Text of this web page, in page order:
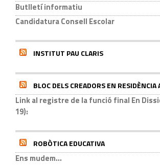
Butlletí informatiu
Candidatura Consell Escolar
INSTITUT PAU CLARIS
BLOC DELS CREADORS EN
Link al registre de la funció final En
19):
ROBÒTICA EDUCATIVA
Ens mudem...